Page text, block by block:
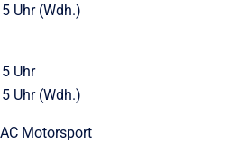
Uhr (Wdh.)
Uhr
Uhr (Wdh.)
Motorsport